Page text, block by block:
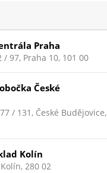
Praha
/ 97, Praha 10, 101 00
České
/ 131, České Budějovice,
Kolín
280 02